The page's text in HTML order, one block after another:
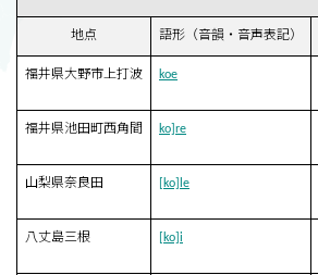
地点 語形（音韻・音声表記）
福井県大野市上打波 koe
福井県池田町西角間 ko]re
山梨県奈良田 [ko]le
八丈島三根 [ko]i